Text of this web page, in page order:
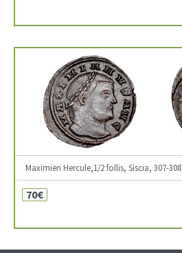
Maximien Hercule,1/2 follis, Siscia, 307-308
70€